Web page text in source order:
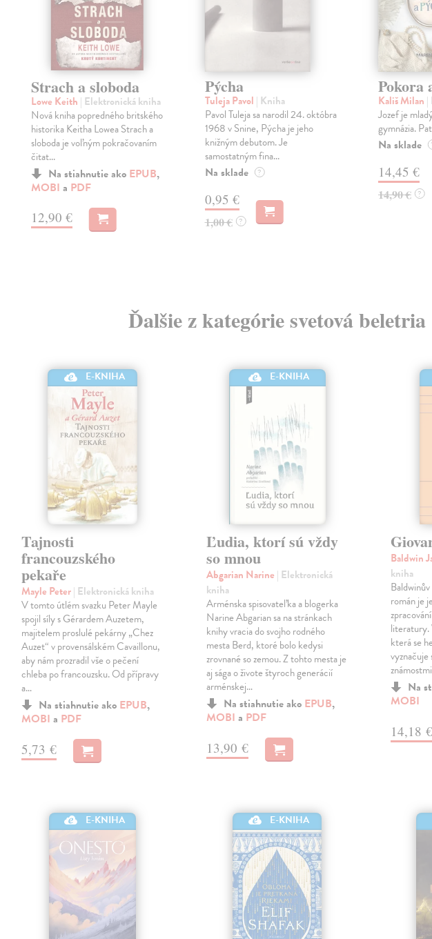
Strach a sloboda
Lowe Keith | Elektronická kniha
Nová kniha popredného britského
historika Keitha Lowea Strach a
sloboda je voľným pokračovaním
čitat...
Na stiahnutie ako EPUB,
MOBI a PDF
12,90 €
Pýcha
Tuleja Pavol | Kniha
Pavol Tuleja sa narodil 24. októbra
1968 v Snine, Pýcha je jeho
knižným debutom. Je
samostatným fina...
Na sklade ?
0,95 €
1,00 € ?
Pokora
Kališ Milan |
Jozef je
gymnázia.
Na sklade
14,45 €
14,90 € ?
Ďalšie z kategórie svetová beletria
E-KNIHA
Tajnosti
francouzského
pekaře
Mayle Peter| Elektronická kniha
V tomto útlém svazku Peter Mayle
spojil síly s Gérardem Auzetem,
majitelem proslulé pekárny „Chez
Auzet“ v provensálském Cavaillonu,
aby nám prozradil vše o pečení
chleba po francouzsku. Od přípravy
a…
Na stiahnutie ako EPUB,
MOBI a PDF
5,73 €
E-KNIHA
Ľudia, ktorí sú vždy
so mnou
Abgarian Narine | Elektronická
kniha
Arménska spisovateľka a blogerka
Narine Abgarian sa na stránkach
knihy vracia do svojho rodného
mesta Berd, ktoré bolo kedysi
zrovnané so zemou. Z tohto mesta je
aj sága o živote štyroch generácií
arménskej…
Na stiahnutie ako EPUB,
MOBI a PDF
13,90 €
Baldwin
kniha
román je
literatury.
která se
vyznačuje
Na
MOBI
14,18 €
E-KNIHA E-KNIHA